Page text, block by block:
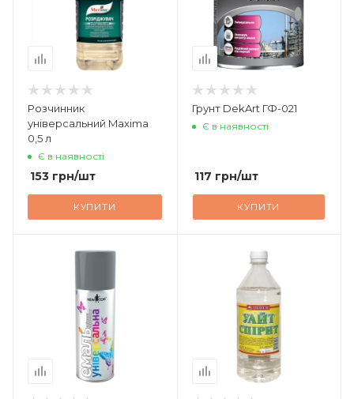
Розчинник
універсальний Maxima
0,5 л
Є в наявності
153 грн/шт
КУПИТИ
Грунт DekArt ГФ-021
Є в наявності
117 грн/шт
КУПИТИ